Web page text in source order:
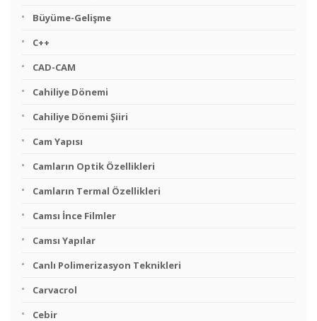
Büyüme-Gelişme
C++
CAD-CAM
Cahiliye Dönemi
Cahiliye Dönemi Şiiri
Cam Yapısı
Camların Optik Özellikleri
Camların Termal Özellikleri
Camsı İnce Filmler
Camsı Yapılar
Canlı Polimerizasyon Teknikleri
Carvacrol
Cebir